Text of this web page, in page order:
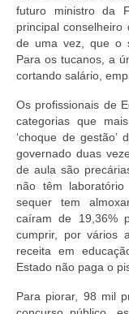
futuro ministro da
principal
de uma vez, que o
Para os tucanos, a
cortando salário,
Os profissionais de
categorias que
‘choque de
governado duas
de aula são
não têm
sequer tem
caíram de 19,36%
cumprir, por vários
receita em
Estado não paga o
Para piorar, 98 mil